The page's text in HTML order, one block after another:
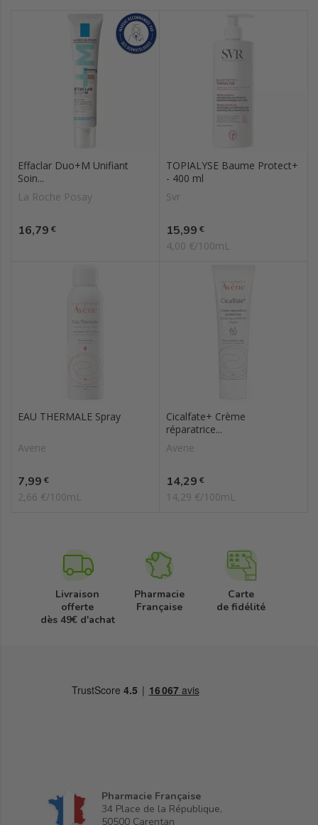
Effaclar Duo+M Unifiant
Soin...
La Roche Posay
Prix
16,79 €
TOPIALYSE Baume Protect+
- 400 ml
Svr
Prix
15,99 €
4,00 €/100mL
EAU THERMALE Spray
Avene
Prix
7,99 €
2,66 €/100mL
Cicalfate+ Crème
réparatrice...
Avene
Prix
14,29 €
14,29 €/100mL
Livraison
offerte
dès 49€ d'achat
Pharmacie
Française
Carte
de fidélité
Pharmacie Française
34 Place de la République,
50500 Carentan